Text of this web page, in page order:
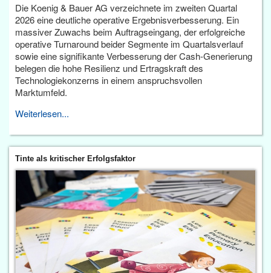
Die Koenig & Bauer AG verzeichnete im zweiten Quartal
2026 eine deutliche operative Ergebnisverbesserung. Ein
massiver Zuwachs beim Auftragseingang, der erfolgreiche
operative Turnaround beider Segmente im Quartalsverlauf
sowie eine signifikante Verbesserung der Cash-Generierung
belegen die hohe Resilienz und Ertragskraft des
Technologiekonzerns in einem anspruchsvollen
Marktumfeld.
Weiterlesen...
Tinte als kritischer Erfolgsfaktor